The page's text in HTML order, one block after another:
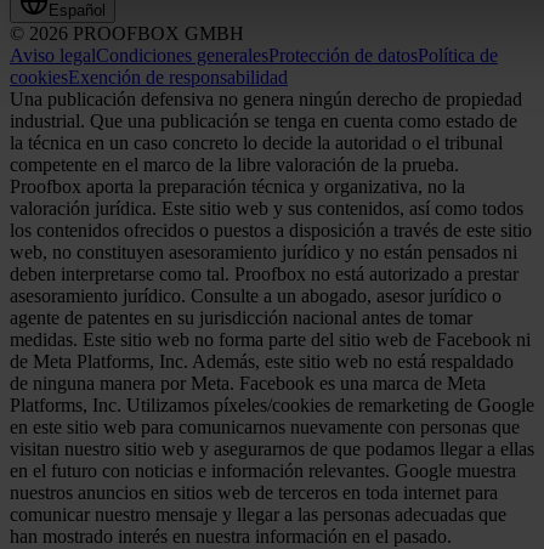
Español
© 2026 PROOFBOX GMBH
Aviso legalCondiciones generalesProtección de datosPolítica de
cookiesExención de responsabilidad
Una publicación defensiva no genera ningún derecho de propiedad
industrial. Que una publicación se tenga en cuenta como estado de
la técnica en un caso concreto lo decide la autoridad o el tribunal
competente en el marco de la libre valoración de la prueba.
Proofbox aporta la preparación técnica y organizativa, no la
valoración jurídica. Este sitio web y sus contenidos, así como todos
los contenidos ofrecidos o puestos a disposición a través de este sitio
web, no constituyen asesoramiento jurídico y no están pensados ni
deben interpretarse como tal. Proofbox no está autorizado a prestar
asesoramiento jurídico. Consulte a un abogado, asesor jurídico o
agente de patentes en su jurisdicción nacional antes de tomar
medidas. Este sitio web no forma parte del sitio web de Facebook ni
de Meta Platforms, Inc. Además, este sitio web no está respaldado
de ninguna manera por Meta. Facebook es una marca de Meta
Platforms, Inc. Utilizamos píxeles/cookies de remarketing de Google
en este sitio web para comunicarnos nuevamente con personas que
visitan nuestro sitio web y asegurarnos de que podamos llegar a ellas
en el futuro con noticias e información relevantes. Google muestra
nuestros anuncios en sitios web de terceros en toda internet para
comunicar nuestro mensaje y llegar a las personas adecuadas que
han mostrado interés en nuestra información en el pasado.